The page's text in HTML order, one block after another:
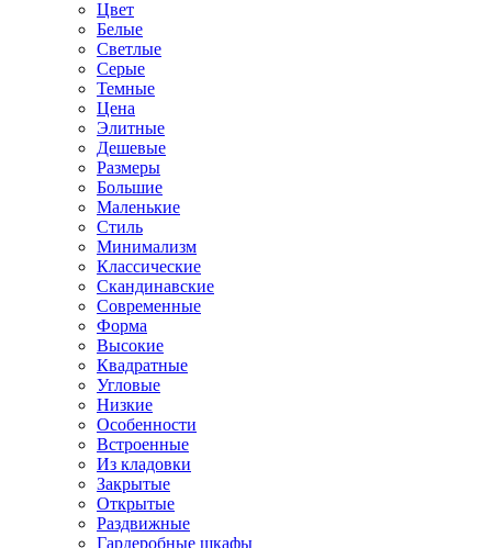
Цвет
Белые
Светлые
Серые
Темные
Цена
Элитные
Дешевые
Размеры
Большие
Маленькие
Стиль
Минимализм
Классические
Скандинавские
Современные
Форма
Высокие
Квадратные
Угловые
Низкие
Особенности
Встроенные
Из кладовки
Закрытые
Открытые
Раздвижные
Гардеробные шкафы